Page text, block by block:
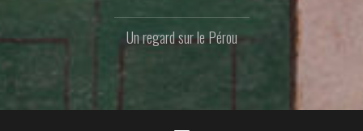
Un regard sur le Pérou